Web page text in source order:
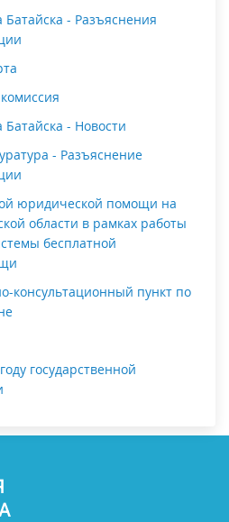
Батайска - Разъяснения
Батайска - Новости
- Разъяснение
юридической помощи на
области в рамках работы
бесплатной
консультационный пункт по
государственной